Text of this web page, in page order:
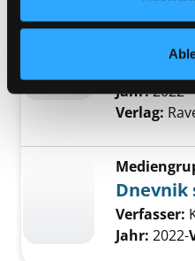
Jahr:2022-
Verlag:
Dnevnik
Verfasser:
Jahr: 2022-